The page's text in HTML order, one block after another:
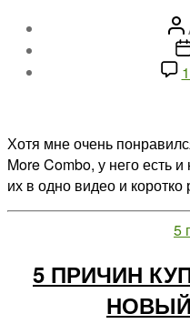
Хотя мне очень
More Combo, у него есть
их в одно видео и коротко
5
5 ПРИЧИН